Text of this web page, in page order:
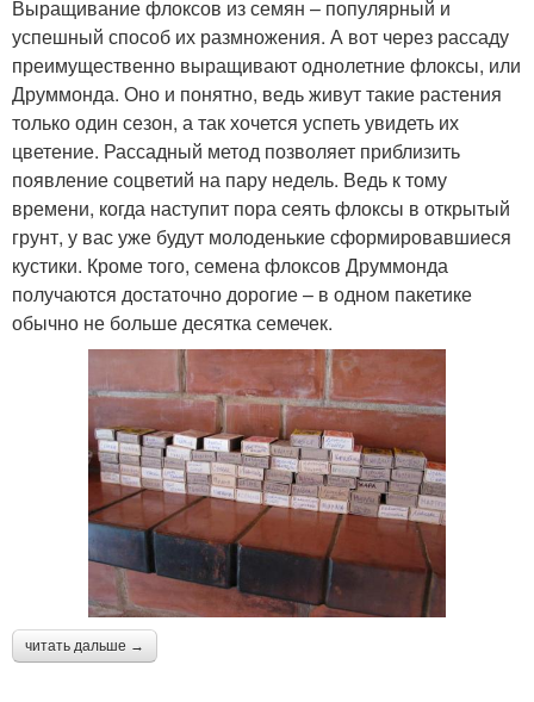
Выращивание флоксов из семян – популярный и
успешный способ их размножения. А вот через рассаду
преимущественно выращивают однолетние флоксы, или
Друммонда. Оно и понятно, ведь живут такие растения
только один сезон, а так хочется успеть увидеть их
цветение. Рассадный метод позволяет приблизить
появление соцветий на пару недель. Ведь к тому
времени, когда наступит пора сеять флоксы в открытый
грунт, у вас уже будут молоденькие сформировавшиеся
кустики. Кроме того, семена флоксов Друммонда
получаются достаточно дорогие – в одном пакетике
обычно не больше десятка семечек.
читать дальше →